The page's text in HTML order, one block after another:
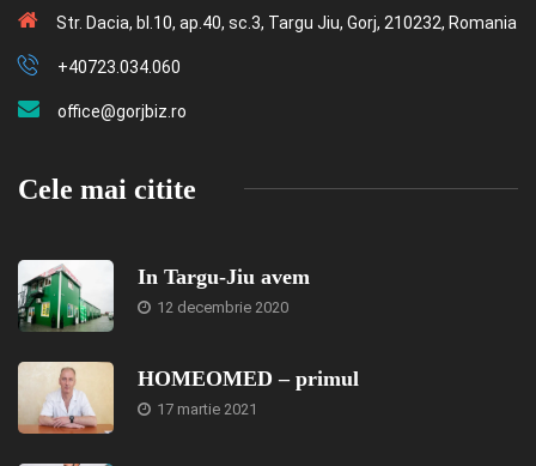
Str. Dacia, bl.10, ap.40, sc.3, Targu Jiu, Gorj, 210232, Romania
+40723.034.060
office@gorjbiz.ro
Cele mai citite
In Targu-Jiu avem
12 decembrie 2020
HOMEOMED – primul
17 martie 2021